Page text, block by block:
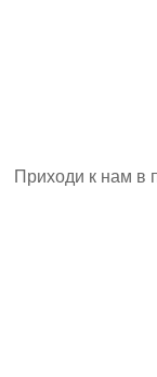
Приходи к нам в